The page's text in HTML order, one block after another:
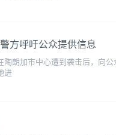
方呼吁公众提供信息
朗加市中心遭到袭击后，向
进